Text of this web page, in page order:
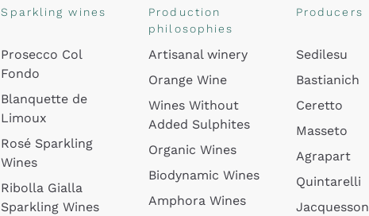
Sparkling wines
Prosecco Col
Fondo
Blanquette de
Limoux
Rosé Sparkling
Wines
Ribolla Gialla
Sparkling Wines
Production
philosophies
Artisanal winery
Orange Wine
Wines Without
Added Sulphites
Organic Wines
Biodynamic Wines
Amphora Wines
Producers
Sedilesu
Bastianich
Ceretto
Masseto
Agrapart
Quintarelli
Jacquesson